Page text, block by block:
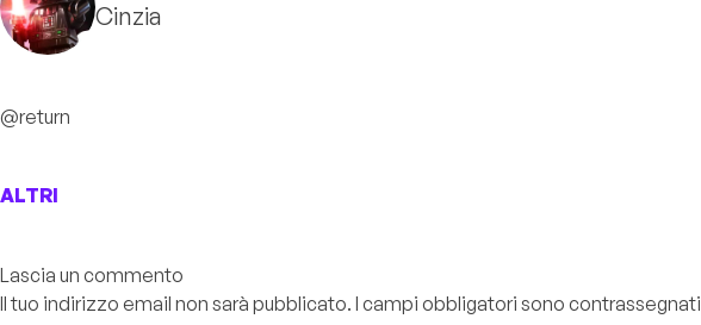
Cinzia
@return
ALTRI
Lascia un commento
Il tuo indirizzo email non sarà pubblicato. I campi obbligatori sono contrassegnati